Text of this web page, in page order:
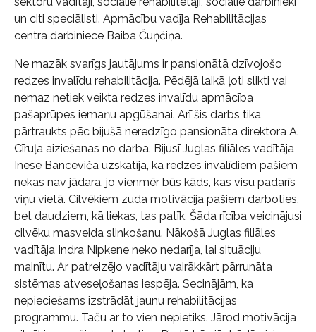
un citi speciālisti. Apmācību vadīja Rehabilitācijas
centra darbiniece Baiba Čuņčiņa.
Ne mazāk svarīgs jautājums ir pansionātā dzīvojošo
redzes invalīdu rehabilitācija. Pēdējā laikā ļoti slikti vai
nemaz netiek veikta redzes invalīdu apmācība
pašaprūpes iemaņu apgūšanai. Arī šis darbs tika
pārtraukts pēc bijušā neredzīgo pansionāta direktora A.
Cīruļa aiziešanas no darba. Bijusī Juglas filiāles vadītāja
Inese Banceviča uzskatīja, ka redzes invalīdiem pašiem
nekas nav jādara, jo vienmēr būs kāds, kas visu padarīs
viņu vietā. Cilvēkiem zuda motivācija pašiem darboties,
bet daudziem, kā liekas, tas patīk. Šāda rīcība veicinājusi
cilvēku masveida slinkošanu. Nākošā Juglas filiāles
vadītāja Indra Nipkene neko nedarīja, lai situāciju
mainītu. Ar patreizējo vadītāju vairākkārt pārrunāta
sistēmas atveseļošanas iespēja. Secinājām, ka
nepieciešams izstrādāt jaunu rehabilitācijas
programmu. Taču ar to vien nepietiks. Jārod motivācija